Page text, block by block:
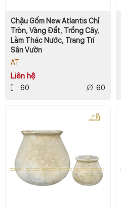
Chậu Gốm New Atlantis Chỉ
Tròn, Vàng Đẩt, Trồng Cây,
Làm Thác Nước, Trang Trí
Sân Vườn
AT
Liên hệ
60 60